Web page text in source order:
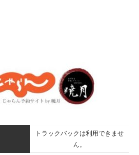
トラックバックは利用できませ
ん。